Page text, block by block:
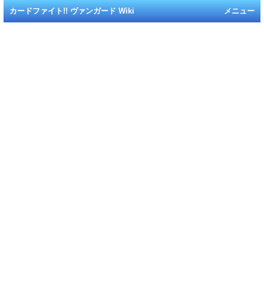
メニュー
カードファイト!! ヴァンガード Wiki